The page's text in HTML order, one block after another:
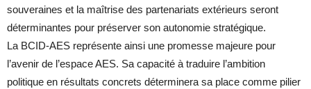
souveraines et la maîtrise des partenariats extérieurs seront
déterminantes pour préserver son autonomie stratégique.
La BCID-AES représente ainsi une promesse majeure pour
l’avenir de l’espace AES. Sa capacité à traduire l’ambition
politique en résultats concrets déterminera sa place comme pilier